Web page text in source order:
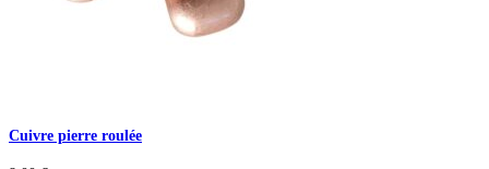
Cuivre pierre roulée